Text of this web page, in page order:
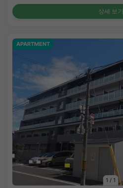
상세 보기
1 / 1
APARTMENT